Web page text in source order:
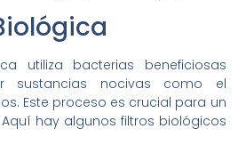
utiliza bacterias beneficiosas
sustancias nocivas como el
Este proceso es crucial para un
hay algunos filtros biológicos